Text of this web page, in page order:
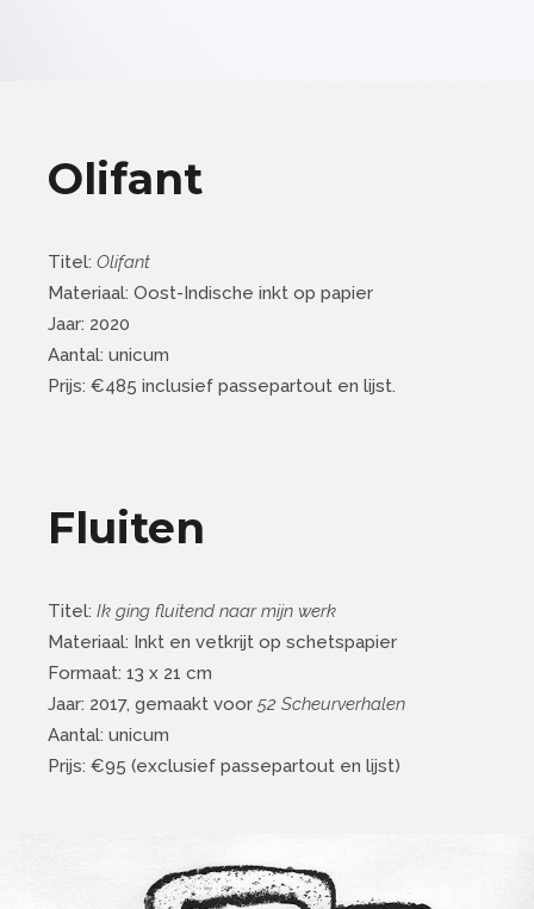
Olifant
Titel: Olifant
Materiaal: Oost-Indische inkt op papier
Jaar: 2020
Aantal: unicum
Prijs: €485 inclusief passepartout en lijst.
Fluiten
Titel: Ik ging fluitend naar mijn werk
Materiaal: Inkt en vetkrijt op schetspapier
Formaat: 13 x 21 cm
Jaar: 2017, gemaakt voor 52 Scheurverhalen
Aantal: unicum
Prijs: €95 (exclusief passepartout en lijst)